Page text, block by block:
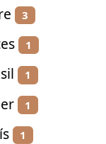
3
1
1
1
1